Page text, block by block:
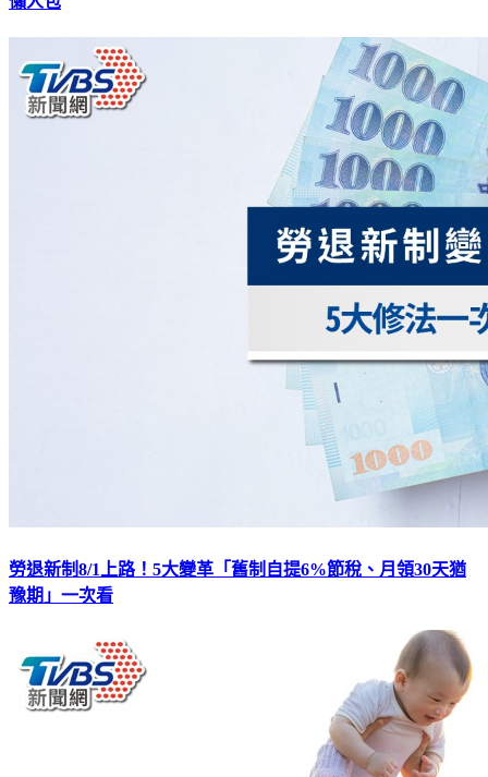
勞退新制8/1上路！5大變革「舊制自提6%節稅、月領30天猶
豫期」一次看